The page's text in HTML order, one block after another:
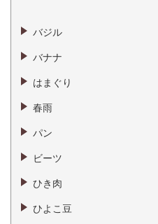
バジル
バナナ
はまぐり
春雨
パン
ビーツ
ひき肉
ひよこ豆